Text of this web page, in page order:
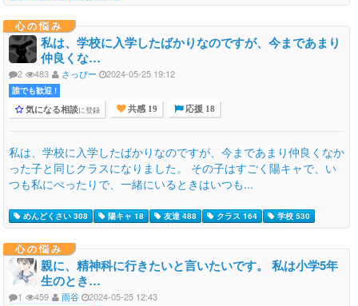
心の悩み
私は、学校に入学したばかりなのですが、今まであまり
仲良くな…
2 483 さっぴー 2024-05-25 19:12
誰でも歓迎 !
気になる相談に登録 共感 19 応援 18
私は、学校に入学したばかりなのですが、今まであまり仲良くなか
った子と同じクラスになりました。 その子はすごく陽キャで、い
つも私にべったりで、一緒にいるときはいつも...
めんどくさい 308 陽キャ 18 友達 488 クラス 164 学校 530
心の悩み
親に、精神科に行きたいと言いたいです。 私は小学5年
生のとき…
1 459 雨谷 2024-05-25 12:43